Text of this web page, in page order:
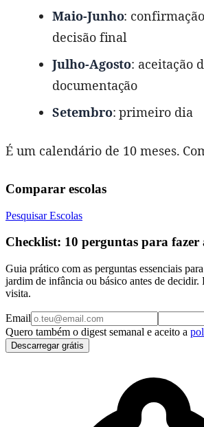
Maio-Junho:
decisão final
Julho-Agosto: aceitação
documentação
Setembro: primeiro dia
É um calendário de 10 meses.
Comparar escolas
Pesquisar Escolas
Checklist: 10 perguntas para fazer
Guia prático com as perguntas essenciais
jardim de infância ou básico antes de decidir.
visita.
Email
Quero também o digest semanal e aceito a
Descarregar grátis